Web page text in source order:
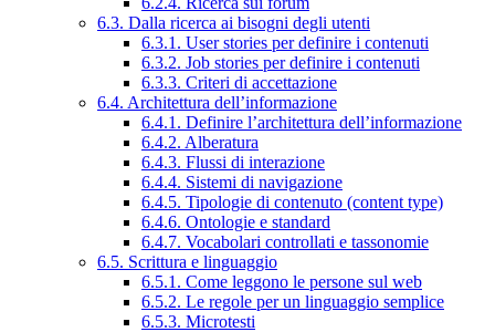
6.3. Dalla ricerca ai bisogni degli utenti
6.3.1. User stories per definire i contenuti
6.3.2. Job stories per definire i contenuti
6.3.3. Criteri di accettazione
6.4. Architettura dell’informazione
6.4.1. Definire l’architettura dell’informazione
6.4.2. Alberatura
6.4.3. Flussi di interazione
6.4.4. Sistemi di navigazione
6.4.5. Tipologie di contenuto (content type)
6.4.6. Ontologie e standard
6.4.7. Vocabolari controllati e tassonomie
6.5. Scrittura e linguaggio
6.5.1. Come leggono le persone sul web
6.5.2. Le regole per un linguaggio semplice
6.5.3. Microtesti